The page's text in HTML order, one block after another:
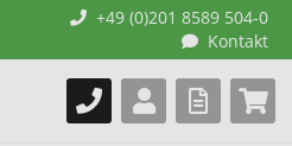
+49 (0)201 8589 504-0
Kontakt